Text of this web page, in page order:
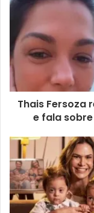
Thais Fersoza
e fala sobre